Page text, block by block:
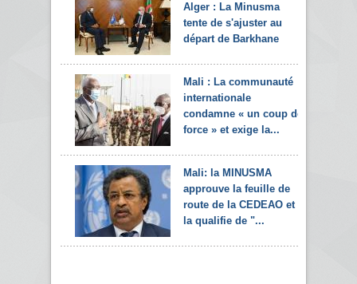
Alger : La Minusma
tente de s'ajuster au
départ de Barkhane
Mali : La communauté
internationale
condamne « un coup de
force » et exige la...
Mali: la MINUSMA
approuve la feuille de
route de la CEDEAO et
la qualifie de "...